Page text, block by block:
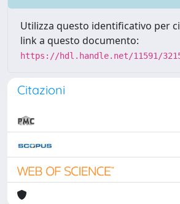
Utilizza questo identificativo per
link a questo documento:
https://hdl.handle.net/11591/
Citazioni